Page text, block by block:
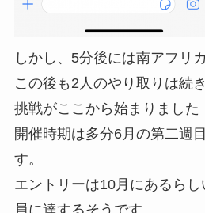
しかし、5分後には南アフリ
この後も2人のやり取りは続
挑戦がここから始まりました
開催時期は多分6月の第二週
す。
エントリーは10月にあるら
員に達するそうです。